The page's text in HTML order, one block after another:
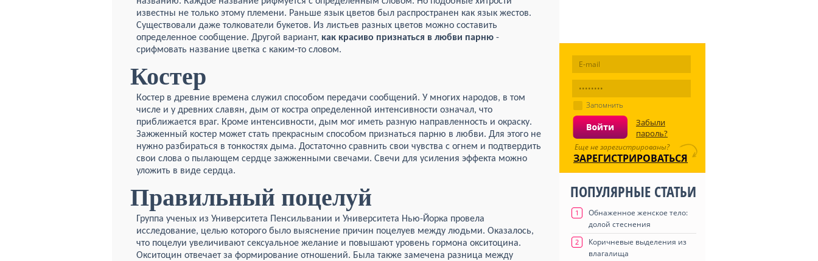
известны не только этому племени. Раньше язык цветов был распространен как язык жестов.
Существовали даже толкователи букетов. Из листьев разных цветов можно составить
определенное сообщение. Другой вариант, как красиво признаться в любви парню -
срифмовать название цветка с каким-то словом.
Костер
Костер в древние времена служил способом передачи сообщений. У многих народов, в том
числе и у древних славян, дым от костра определенной интенсивности означал, что
приближается враг. Кроме интенсивности, дым мог иметь разную направленность и окраску.
Зажженный костер может стать прекрасным способом признаться парню в любви. Для этого не
нужно разбираться в тонкостях дыма. Достаточно сравнить свои чувства с огнем и подтвердить
свои слова о пылающем сердце зажженными свечами. Свечи для усиления эффекта можно
уложить в виде сердца.
Правильный поцелуй
Группа ученых из Университета Пенсильвании и Университета Нью-Йорка провела
исследование, целью которого было выяснение причин поцелуев между людьми. Оказалось,
что поцелуи увеличивают сексуальное желание и повышают уровень гормона окситоцина.
Окситоцин отвечает за формирование отношений. Была также замечена разница между
Запомнить
Забыли
пароль?
Еще не зарегистрированы?
ЗАРЕГИСТРИРОВАТЬСЯ
ПОПУЛЯРНЫЕ СТАТЬИ
1
Обнаженное женское тело:
долой стеснения
2
Коричневые выделения из
влагалища